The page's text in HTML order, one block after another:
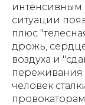
интенсивным
ситуации
плюс
дрожь,
воздуха и
переживания
человек